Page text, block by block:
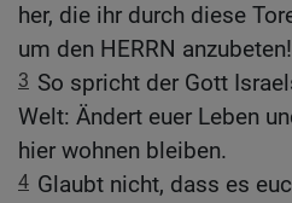
her, die ihr durch diese
um den HERRN anzubeten!
3 So spricht der Gott
Welt: Ändert euer Leben
hier wohnen bleiben.
4 Glaubt nicht, dass es